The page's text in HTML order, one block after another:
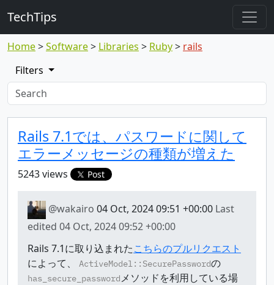
TechTips
Home Software Libraries Ruby
rails
Filters
Highlighted topic
Topic
Rails 7.1では、パスワードに関して
エラーメッセージの種類が増えた
5243 views Post
@wakairo 04 Oct, 2024 09:51 +00:00 Last
edited 04 Oct, 2024 09:52 +00:00
Rails 7.1に取り込まれたこちらのプルリクエスト
によって、
ActiveModel::SecurePasswordの
has_secure_passwordメソッドを利用している場